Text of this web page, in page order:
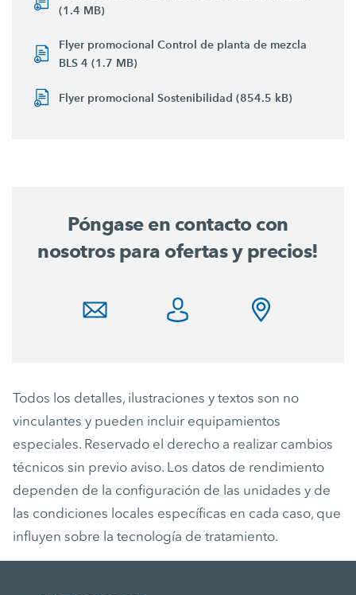
(1.4 MB)
Flyer promocional Control de planta de mezcla
BLS 4 (1.7 MB)
Flyer promocional Sostenibilidad (854.5 kB)
Póngase en contacto con
nosotros para ofertas y precios!
Todos los detalles, ilustraciones y textos son no
vinculantes y pueden incluir equipamientos
especiales. Reservado el derecho a realizar cambios
técnicos sin previo aviso. Los datos de rendimiento
dependen de la configuración de las unidades y de
las condiciones locales específicas en cada caso, que
influyen sobre la tecnología de tratamiento.